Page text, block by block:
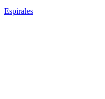
Espirales